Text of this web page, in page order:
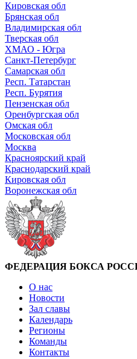
Кировская обл
Брянская обл
Владимирская обл
Тверская обл
ХМАО - Югра
Санкт-Петербург
Самарская обл
Респ. Татарстан
Респ. Бурятия
Пензенская обл
Оренбургская обл
Омская обл
Московская обл
Москва
Красноярский край
Краснодарский край
Кировская обл
Воронежская обл
ФЕДЕРАЦИЯ БОКСА
О нас
Новости
Зал славы
Календарь
Регионы
Команды
Контакты